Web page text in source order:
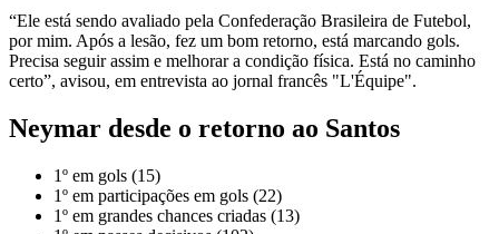
“Ele está sendo avaliado pela Confederação Brasileira de Futebol,
por mim. Após a lesão, fez um bom retorno, está marcando gols.
Precisa seguir assim e melhorar a condição física. Está no caminho
certo”, avisou, em entrevista ao jornal francês "L'Équipe".
Neymar desde o retorno ao Santos
1º em gols (15)
1º em participações em gols (22)
1º em grandes chances criadas (13)